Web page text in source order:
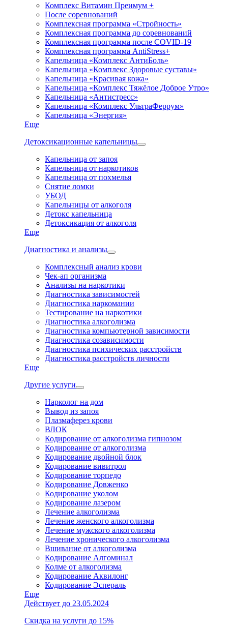
Комплекс Витамин Преимум +
После соревнований
Комплексная программа «Стройность»
Комплексная программа до соревнований
Комплексная программа после COVID-19
Комплексная программа AntiStress+
Капельница «Комплекс АнтиБоль»
Капельница «Комплекс Здоровые суставы»
Капельница «Красивая кожа»
Капельница «Комплекс Тяжёлое Доброе Утро»
Капельница «Антистресс»
Капельница «Комплекс УльтраФеррум»
Капельница «Энергия»
Еще
Детоксикационные капельницы
Капельница от запоя
Капельница от наркотиков
Капельница от похмелья
Снятие ломки
УБОД
Капельницы от алкоголя
Детокс капельница
Детоксикация от алкоголя
Еще
Диагностика и анализы
Комплексный анализ крови
Чек-ап организма
Анализы на наркотики
Диагностика зависимостей
Диагностика наркомании
Тестирование на наркотики
Диагностика алкоголизма
Диагностика компьютерной зависимости
Диагностика созависимости
Диагностика психических расстройств
Диагностика расстройств личности
Еще
Другие услуги
Нарколог на дом
Вывод из запоя
Плазмаферез крови
ВЛОК
Кодирование от алкоголизма гипнозом
Кодирование от алкоголизма
Кодирование двойной блок
Кодирование вивитрол
Кодирование торпедо
Кодирование Довженко
Кодирование уколом
Кодирование лазером
Лечение алкоголизма
Лечение женского алкоголизма
Лечение мужского алкоголизма
Лечение хронического алкоголизма
Вшивание от алкоголизма
Кодирование Алгоминал
Колме от алкоголизма
Кодирование Аквилонг
Кодирование Эспераль
Еще
Действует до 23.05.2024
Скидка на услуги до 15%